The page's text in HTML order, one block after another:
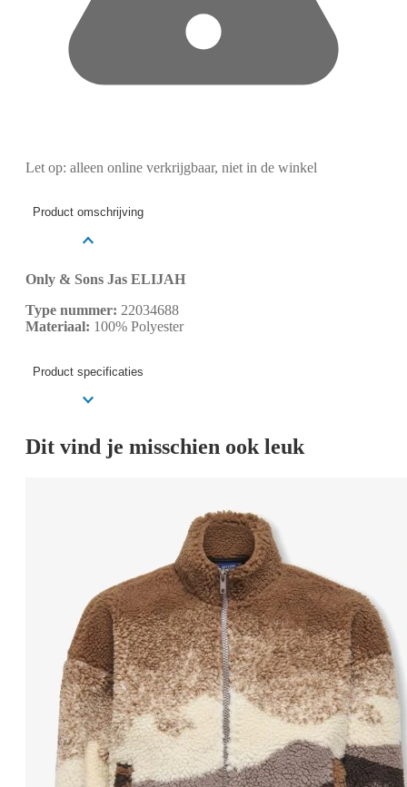
Let op: alleen online verkrijgbaar, niet in de winkel
Product omschrijving
Only & Sons Jas ELIJAH
Type nummer: 22034688
Materiaal: 100% Polyester
Product specificaties
Dit vind je misschien ook leuk